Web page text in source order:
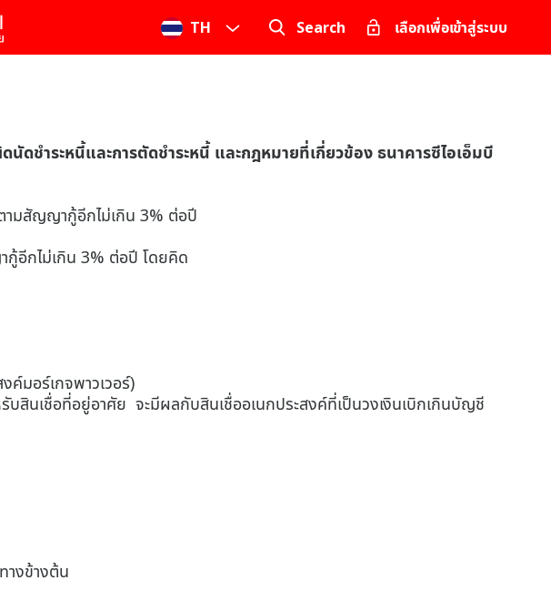
TH Search เลือกเพื่อเข้าสู่ระบบ
ดชำระหนี้และการตัดชำระหนี้ และกฎหมายที่เกี่ยวข้อง ธนาคารซีไอเอ็มบี
ามสัญญากู้อีกไม่เกิน 3% ต่อปี
อีกไม่เกิน 3% ต่อปี โดยคิด
ค์มอร์เกจพาวเวอร์)
สินเชื่อที่อยู่อาศัย จะมีผลกับสินเชื่ออเนกประสงค์ที่เป็นวงเงินเบิกเกินบัญชี
างข้างต้น